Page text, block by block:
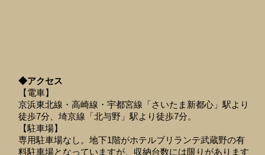
◆アクセス
【電車】
京浜東北線・高崎線・宇都宮線「さいたま新都心」駅より
徒歩7分、埼京線「北与野」駅より徒歩7分。
【駐車場】
専用駐車場なし。地下1階がホテルブリランテ武蔵野の有
料駐車場となっていますが、収納台数には限りがあります